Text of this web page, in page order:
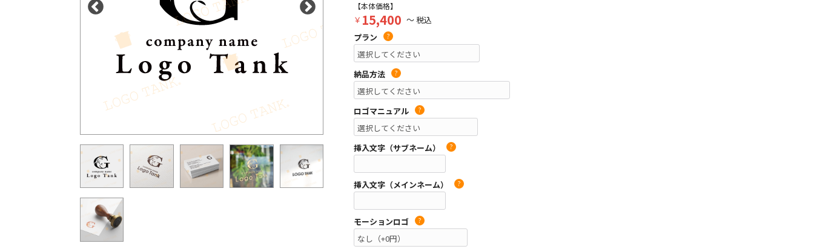
【本体価格】
￥ 15,400 ～ 税込
プラン
?
納品方法 ?
ロゴマニュアル ?
挿入文字（サブネーム） ?
挿入文字（メインネーム） ?
モーションロゴ ?